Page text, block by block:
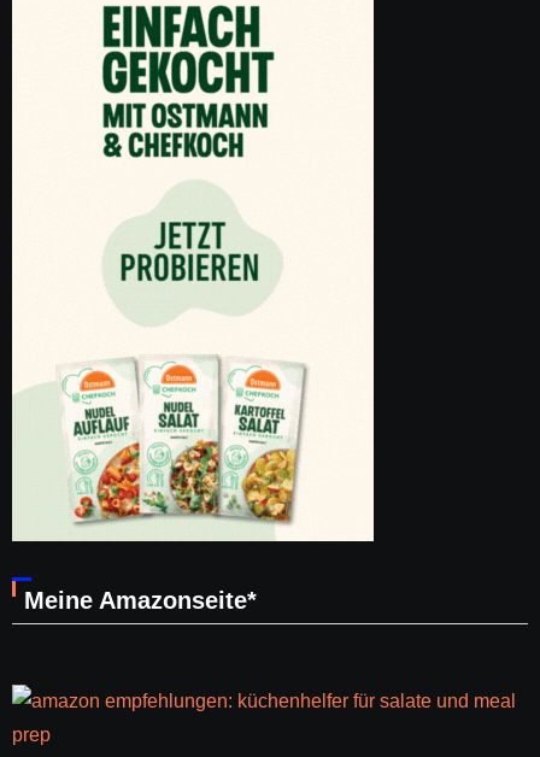
Meine Amazonseite*